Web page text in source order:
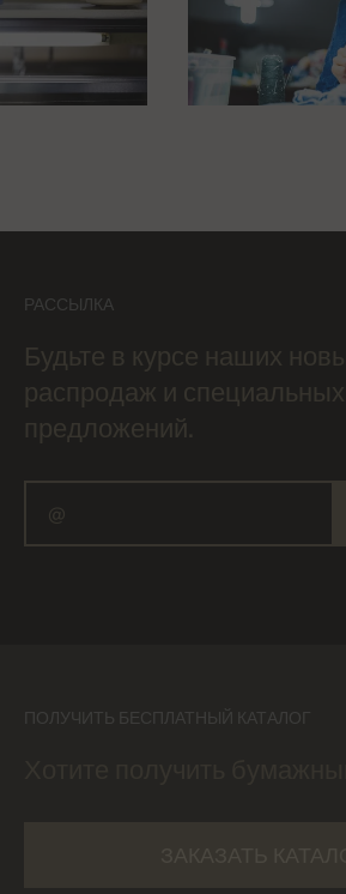
РАССЫЛКА
Будьте в курсе наших
распродаж и специальных
предложений.
ПОЛУЧИТЬ БЕСПЛАТНЫЙ КАТАЛОГ